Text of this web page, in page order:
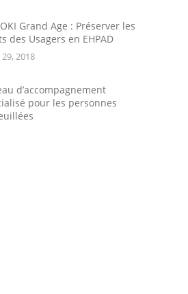
Grand Age : Préserver les
des Usagers en EHPAD
2018
d’accompagnement
pour les personnes